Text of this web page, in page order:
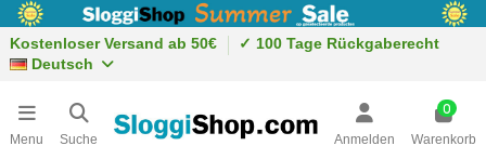
Kostenloser Versand ab 50€
✓ 100 Tage Rückgaberecht
Deutsch
Menu Suche Anmelden
0
Warenkorb